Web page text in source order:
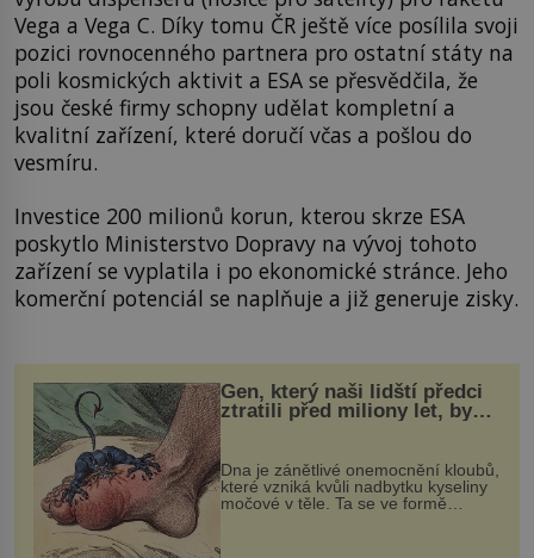
Vega a Vega C. Díky tomu ČR ještě více posílila svoji
pozici rovnocenného partnera pro ostatní státy na
poli kosmických aktivit a ESA se přesvědčila, že
jsou české firmy schopny udělat kompletní a
kvalitní zařízení, které doručí včas a pošlou do
vesmíru.
Investice 200 milionů korun, kterou skrze ESA
poskytlo Ministerstvo Dopravy na vývoj tohoto
zařízení se vyplatila i po ekonomické stránce. Jeho
komerční potenciál se naplňuje a již generuje zisky.
Gen, který naši lidští předci
ztratili před miliony let, by
mohl pomoci s léčbou
„nemoci králů“
Dna je zánětlivé onemocnění kloubů,
které vzniká kvůli nadbytku kyseliny
močové v těle. Ta se ve formě
nohou, a způsobuje bole...